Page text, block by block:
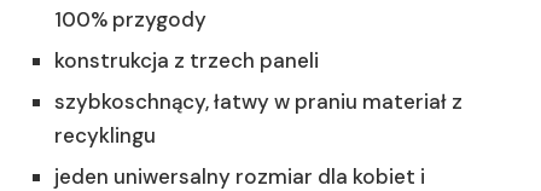
100% przygody
konstrukcja z trzech paneli
szybkoschnący, łatwy w praniu materiał z
recyklingu
jeden uniwersalny rozmiar dla kobiet i